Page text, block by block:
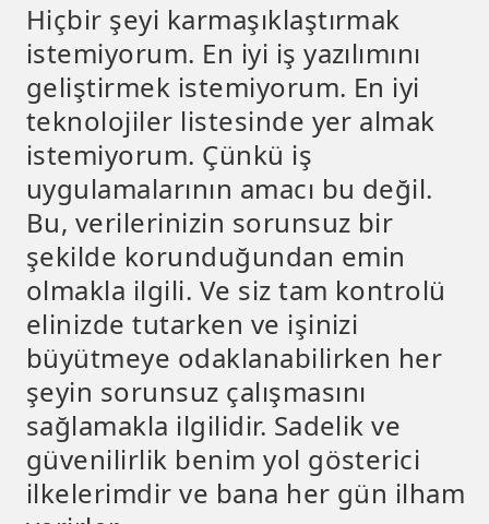
Hiçbir şeyi karmaşıklaştırmak
istemiyorum. En iyi iş yazılımını
geliştirmek istemiyorum. En iyi
teknolojiler listesinde yer almak
istemiyorum. Çünkü iş
uygulamalarının amacı bu değil.
Bu, verilerinizin sorunsuz bir
şekilde korunduğundan emin
olmakla ilgili. Ve siz tam kontrolü
elinizde tutarken ve işinizi
büyütmeye odaklanabilirken her
şeyin sorunsuz çalışmasını
sağlamakla ilgilidir. Sadelik ve
güvenilirlik benim yol gösterici
ilkelerimdir ve bana her gün ilham